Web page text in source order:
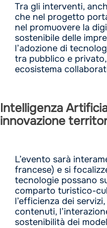
Tra gli interventi,
che nel progetto
nel promuovere la
sostenibile delle
l’adozione di
tra pubblico e
ecosistema
Intelligenza
innovazione
L’evento sarà
francese) e si
tecnologie possano
comparto turistico-
l’efficienza dei
contenuti,
sostenibilità dei